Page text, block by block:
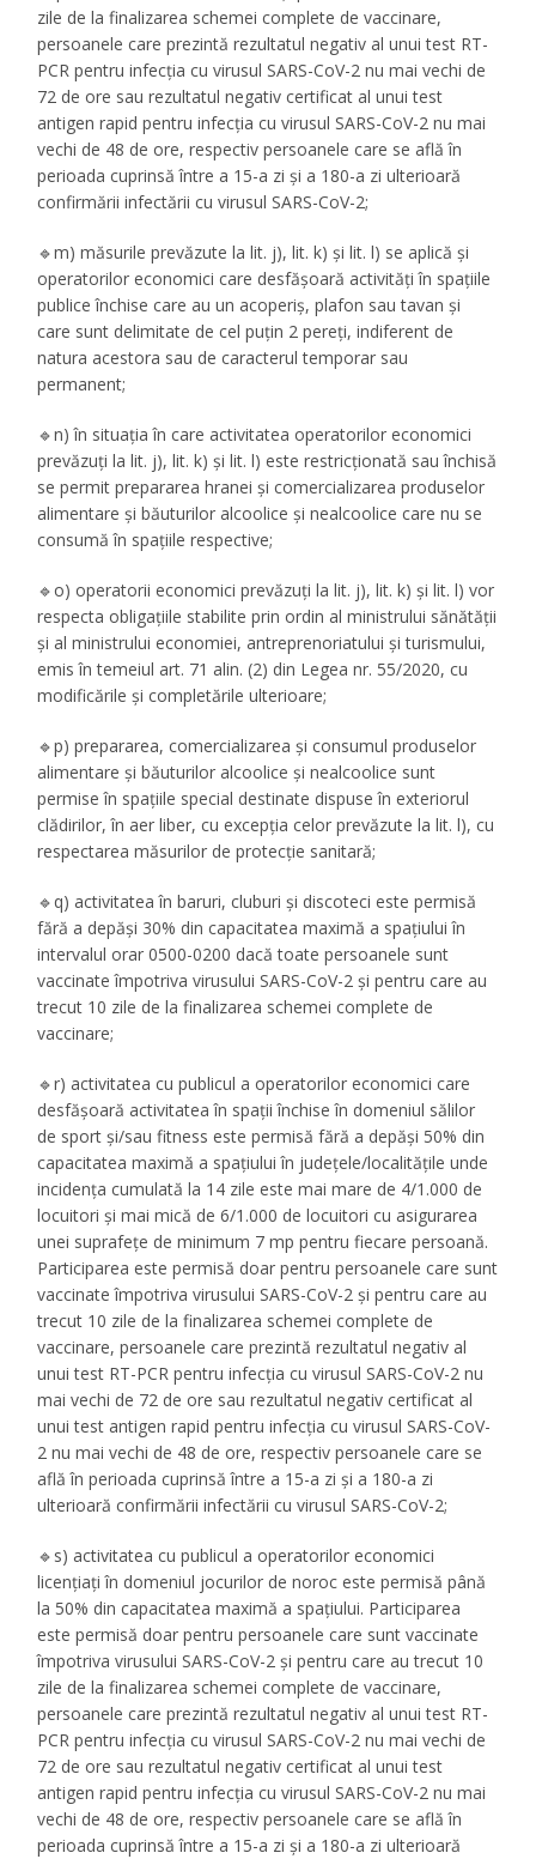
zile de la finalizarea schemei complete de vaccinare,
persoanele care prezintă rezultatul negativ al unui test RT-
PCR pentru infecția cu virusul SARS-CoV-2 nu mai vechi de
72 de ore sau rezultatul negativ certificat al unui test
antigen rapid pentru infecția cu virusul SARS-CoV-2 nu mai
vechi de 48 de ore, respectiv persoanele care se află în
perioada cuprinsă între a 15-a zi și a 180-a zi ulterioară
confirmării infectării cu virusul SARS-CoV-2;
🔹m) măsurile prevăzute la lit. j), lit. k) și lit. l) se aplică și
operatorilor economici care desfășoară activități în spațiile
publice închise care au un acoperiș, plafon sau tavan și
care sunt delimitate de cel puțin 2 pereți, indiferent de
natura acestora sau de caracterul temporar sau
permanent;
🔹n) în situația în care activitatea operatorilor economici
prevăzuți la lit. j), lit. k) și lit. l) este restricționată sau închisă
se permit prepararea hranei și comercializarea produselor
alimentare și băuturilor alcoolice și nealcoolice care nu se
consumă în spațiile respective;
🔹o) operatorii economici prevăzuți la lit. j), lit. k) și lit. l) vor
respecta obligațiile stabilite prin ordin al ministrului sănătății
și al ministrului economiei, antreprenoriatului și turismului,
emis în temeiul art. 71 alin. (2) din Legea nr. 55/2020, cu
modificările și completările ulterioare;
🔹p) prepararea, comercializarea și consumul produselor
alimentare și băuturilor alcoolice și nealcoolice sunt
permise în spațiile special destinate dispuse în exteriorul
clădirilor, în aer liber, cu excepția celor prevăzute la lit. l), cu
respectarea măsurilor de protecție sanitară;
🔹q) activitatea în baruri, cluburi și discoteci este permisă
fără a depăși 30% din capacitatea maximă a spațiului în
intervalul orar 0500-0200 dacă toate persoanele sunt
vaccinate împotriva virusului SARS-CoV-2 și pentru care au
trecut 10 zile de la finalizarea schemei complete de
vaccinare;
🔹r) activitatea cu publicul a operatorilor economici care
desfășoară activitatea în spații închise în domeniul sălilor
de sport și/sau fitness este permisă fără a depăși 50% din
capacitatea maximă a spațiului în județele/localitățile unde
incidența cumulată la 14 zile este mai mare de 4/1.000 de
locuitori și mai mică de 6/1.000 de locuitori cu asigurarea
unei suprafețe de minimum 7 mp pentru fiecare persoană.
Participarea este permisă doar pentru persoanele care sunt
vaccinate împotriva virusului SARS-CoV-2 și pentru care au
trecut 10 zile de la finalizarea schemei complete de
vaccinare, persoanele care prezintă rezultatul negativ al
unui test RT-PCR pentru infecția cu virusul SARS-CoV-2 nu
mai vechi de 72 de ore sau rezultatul negativ certificat al
unui test antigen rapid pentru infecția cu virusul SARS-CoV-
2 nu mai vechi de 48 de ore, respectiv persoanele care se
află în perioada cuprinsă între a 15-a zi și a 180-a zi
ulterioară confirmării infectării cu virusul SARS-CoV-2;
🔹s) activitatea cu publicul a operatorilor economici
licențiați în domeniul jocurilor de noroc este permisă până
la 50% din capacitatea maximă a spațiului. Participarea
este permisă doar pentru persoanele care sunt vaccinate
împotriva virusului SARS-CoV-2 și pentru care au trecut 10
zile de la finalizarea schemei complete de vaccinare,
persoanele care prezintă rezultatul negativ al unui test RT-
PCR pentru infecția cu virusul SARS-CoV-2 nu mai vechi de
72 de ore sau rezultatul negativ certificat al unui test
antigen rapid pentru infecția cu virusul SARS-CoV-2 nu mai
vechi de 48 de ore, respectiv persoanele care se află în
perioada cuprinsă între a 15-a zi și a 180-a zi ulterioară